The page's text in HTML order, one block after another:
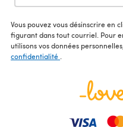
Vous pouvez vous désinscrire en
figurant dans tout courriel. Pour
utilisons vos données
confidentialité